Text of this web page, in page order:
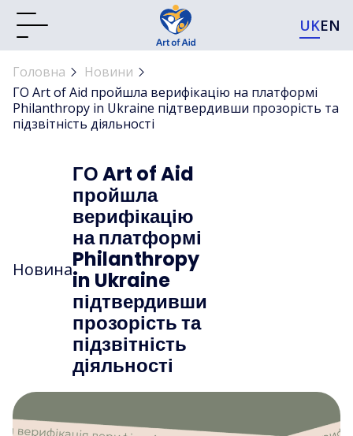
UKEN
Головна
Новини
ГО Art of Aid пройшла верифікацію на платформі
Philanthropy in Ukraine підтвердивши прозорість та
підзвітність діяльності
Новина
ГО Art of Aid
пройшла
верифікацію
на платформі
Philanthropy
in Ukraine
підтвердивши
прозорість та
підзвітність
діяльності